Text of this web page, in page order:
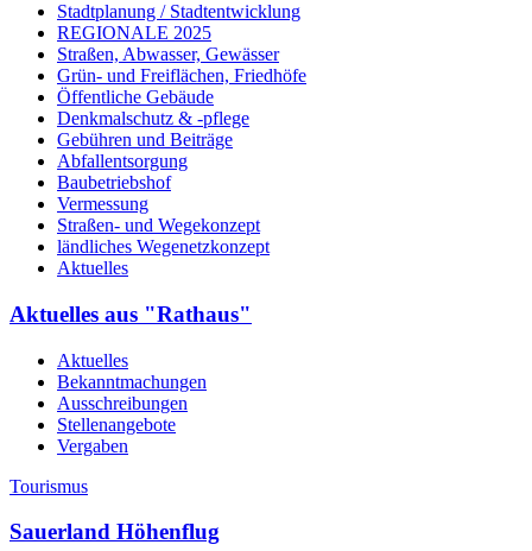
Stadtplanung / Stadtentwicklung
REGIONALE 2025
Straßen, Abwasser, Gewässer
Grün- und Freiflächen, Friedhöfe
Öffentliche Gebäude
Denkmalschutz & -pflege
Gebühren und Beiträge
Abfallentsorgung
Baubetriebshof
Vermessung
Straßen- und Wegekonzept
ländliches Wegenetzkonzept
Aktuelles
Aktuelles aus "Rathaus"
Aktuelles
Bekanntmachungen
Ausschreibungen
Stellenangebote
Vergaben
Tourismus
Sauerland Höhenflug